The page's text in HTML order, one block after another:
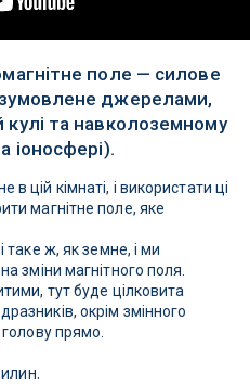
поле — силове
джерелами,
та навколоземному
іоносфері).
цій кімнаті, і використати ці
магнітне поле, яке
таке ж, як земне, і ми
зміни магнітного поля.
тут буде цілковита
окрім змінного
прямо.